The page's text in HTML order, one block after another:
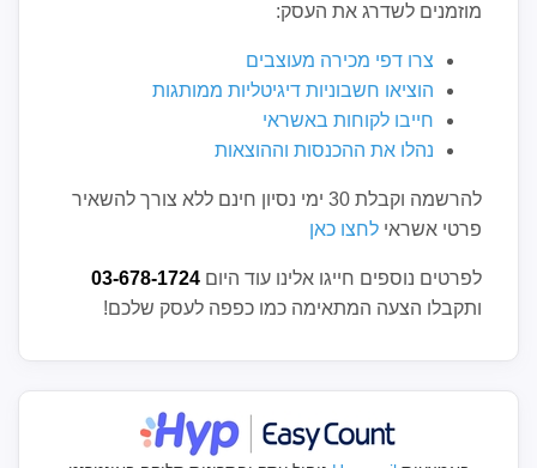
מוזמנים לשדרג את העסק:
צרו דפי מכירה מעוצבים
הוציאו חשבוניות דיגיטליות ממותגות
חייבו לקוחות באשראי
נהלו את ההכנסות וההוצאות
להרשמה וקבלת 30 ימי נסיון חינם ללא צורך להשאיר
פרטי אשראי לחצו כאן
לפרטים נוספים חייגו אלינו עוד היום 03-678-1724
ותקבלו הצעה המתאימה כמו כפפה לעסק שלכם!